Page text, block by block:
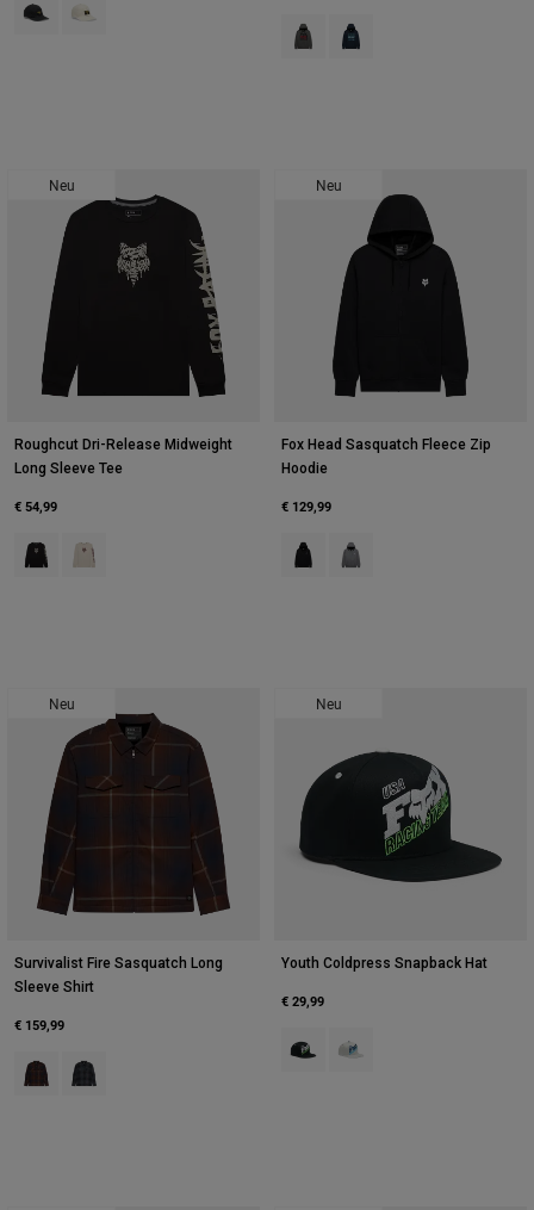
Product swatch type of Dunkles
Product swatch type of
Neu
Roughcut Dri-Release Midweight
Long Sleeve Tee
€ 54,99
Product swatch type of Schwarz.
Product swatch type of Kreideweiß.
Neu
Fox Head Sasquatch Fleece Zip
Hoodie
€ 129,99
Product swatch type of Schwarz.
Product swatch type of
Neu
Survivalist Fire Sasquatch Long
Sleeve Shirt
€ 159,99
Product swatch type of Dunkelbraun.
Product swatch type of Dunkles Schattengrau.
Neu
Youth Coldpress Snapback Hat
€ 29,99
Product swatch type of Schwarz.
Product swatch type of